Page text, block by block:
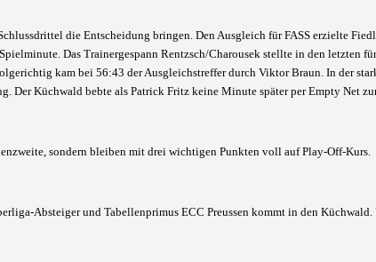
die Entscheidung bringen. Den Ausgleich für FASS erzielte
Das Trainergespann Rentzsch/Charousek stellte in den letzten
kam bei 56:43 der Ausgleichstreffer durch Viktor Braun. In der
Der Küchwald bebte als Patrick Fritz keine Minute später per Empty Net
sondern bleiben mit drei wichtigen Punkten voll auf Play-Off-Kurs.
Absteiger und Tabellenprimus ECC Preussen kommt in den